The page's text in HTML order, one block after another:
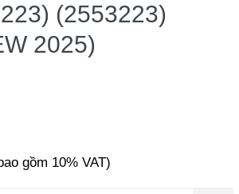
(2553223)
2025)
gồm 10% VAT)